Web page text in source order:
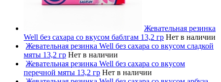
Жевательная резинка
Well без сахара со вкусом баблгам 13,2 гр Нет в наличии
Жевательная резинка Well без сахара со вкусом сладкой
мяты 13,2 гр Нет в наличии
Жевательная резинка Well без сахара со вкусом
перечной мяты 13,2 гр Нет в наличии